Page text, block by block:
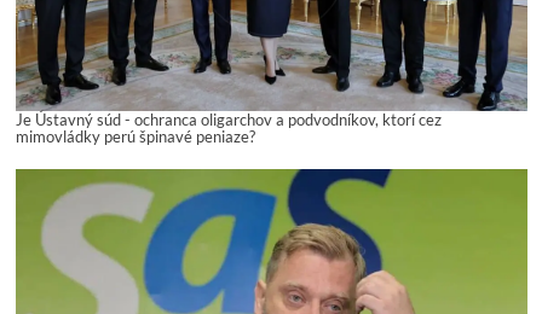
Je Ústavný súd - ochranca oligarchov a podvodníkov, ktorí cez
mimovládky perú špinavé peniaze?